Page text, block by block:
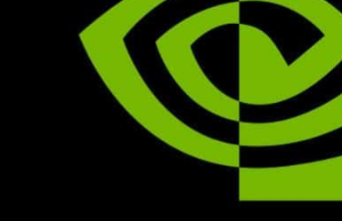
Something-Something 影像數據集公
電腦視覺會議(International Conference on
，該方法利用時間轉移模組（ Temporal Shift Module
，但同時具有 2D 卷積神經網路的複雜性。
“傳統 2D CNN 在運算上成本低，但無法捕獲時間關
算量龐大，因此部署成本高。在論文中，我們提出